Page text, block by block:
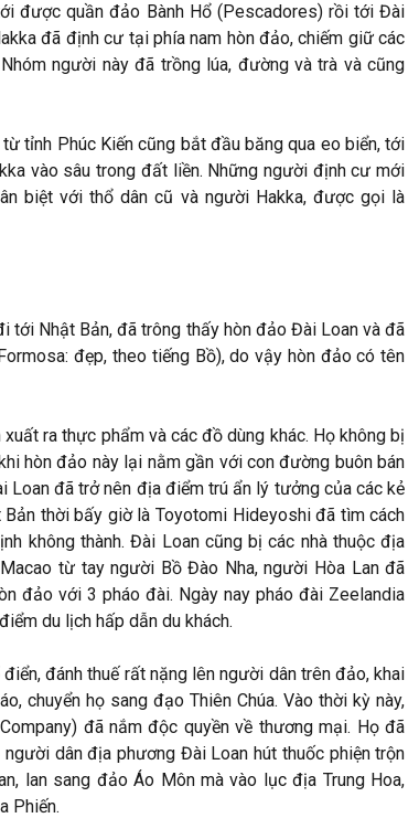
được quần đảo Bành Hổ (Pescadores) rồi tới Đài
đã định cư tại phía nam hòn đảo, chiếm giữ các
người này đã trồng lúa, đường và trà và cũng
tỉnh Phúc Kiến cũng bắt đầu băng qua eo biển, tới
vào sâu trong đất liền. Những người định cư mới
biệt với thổ dân cũ và người Hakka, được gọi là
tới Nhật Bản, đã trông thấy hòn đảo Đài Loan và đã
đẹp, theo tiếng Bồ), do vậy hòn đảo có tên
ra thực phẩm và các đồ dùng khác. Họ không bị
hòn đảo này lại nằm gần với con đường buôn bán
Loan đã trở nên địa điểm trú ẩn lý tưởng của các kẻ
thời bấy giờ là Toyotomi Hideyoshi đã tìm cách
không thành. Đài Loan cũng bị các nhà thuộc địa
từ tay người Bồ Đào Nha, người Hòa Lan đã
đảo với 3 pháo đài. Ngày nay pháo đài Zeelandia
du lịch hấp dẫn du khách.
đánh thuế rất nặng lên người dân trên đảo, khai
chuyển họ sang đạo Thiên Chúa. Vào thời kỳ này,
đã nắm độc quyền về thương mại. Họ đã
dân địa phương Đài Loan hút thuốc phiện trộn
lan sang đảo Áo Môn mà vào lục địa Trung Hoa,
Phiến.